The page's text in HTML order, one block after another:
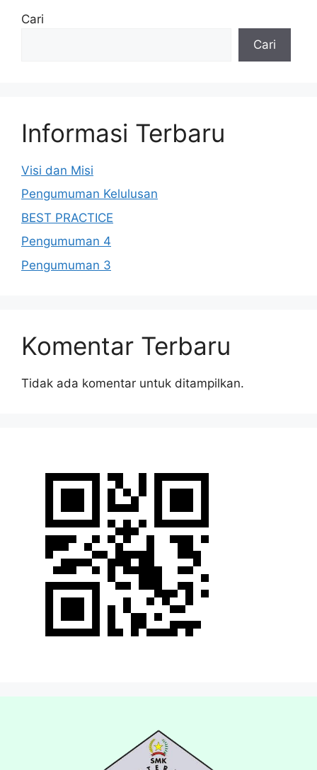
Cari
Cari
Informasi Terbaru
Visi dan Misi
Pengumuman Kelulusan
BEST PRACTICE
Pengumuman 4
Pengumuman 3
Komentar Terbaru
Tidak ada komentar untuk ditampilkan.